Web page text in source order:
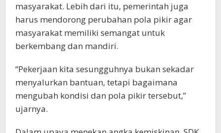
masyarakat. Lebih dari itu, pemerintah juga
harus mendorong perubahan pola pikir agar
masyarakat memiliki semangat untuk
berkembang dan mandiri.
“Pekerjaan kita sesungguhnya bukan sekadar
menyalurkan bantuan, tetapi bagaimana
mengubah kondisi dan pola pikir tersebut,”
ujarnya.